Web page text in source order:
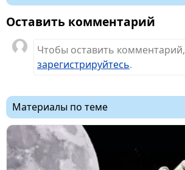
Оставить комментарий
Чтобы оставить комментарий,
зарегистрируйтесь.
Материалы по теме